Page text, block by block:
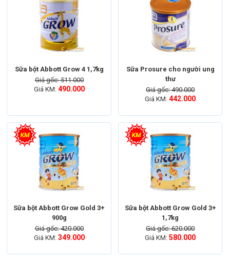
Sữa bột Abbott Grow 4 1,7kg
Giá gốc: 511.000
Giá KM: 490.000
Sữa Prosure cho người ung
thư
Giá gốc: 490.000
Giá KM:442.000
Sữa bột Abbott Grow Gold 3+
900g
Giá gốc: 420.000
Giá KM: 349.000
Sữa bột Abbott Grow Gold 3+
1,7kg
Giá gốc: 620.000
Giá KM:580.000